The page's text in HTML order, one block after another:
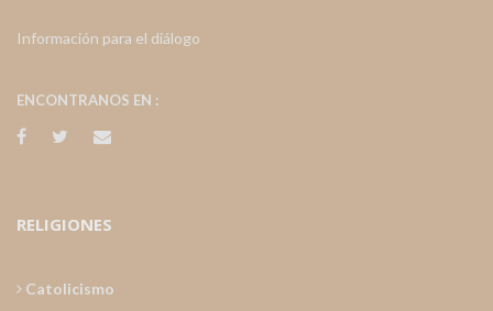
Información para el diálogo
ENCONTRANOS EN :
RELIGIONES
Catolicismo